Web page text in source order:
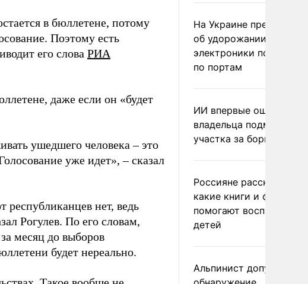
в бюллетене, потому
Поэтому есть
его слова РИА
даже если он «будет
ушедшего человека – это
уже идет», – сказал
республиканцев нет, ведь
Рогулев. По его словам,
месяц до выборов
будет нереально.
На Украине
об удорожании
электроники после
по портам
ИИ впервые
владельца
участка за борщевик
Россияне рассказали,
какие книги и фильмы
помогают воспитывать
детей
Альпинист допустил